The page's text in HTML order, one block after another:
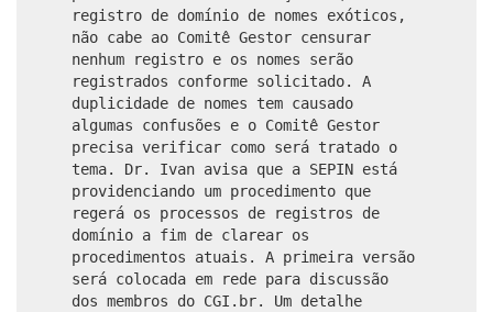
registro de domínio de nomes exóticos,
não cabe ao Comitê Gestor censurar
nenhum registro e os nomes serão
registrados conforme solicitado. A
duplicidade de nomes tem causado
algumas confusões e o Comitê Gestor
precisa verificar como será tratado o
tema. Dr. Ivan avisa que a SEPIN está
providenciando um procedimento que
regerá os processos de registros de
domínio a fim de clarear os
procedimentos atuais. A primeira versão
será colocada em rede para discussão
dos membros do CGI.br. Um detalhe